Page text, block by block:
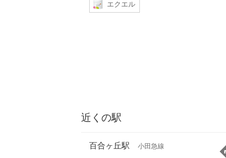
エクエル
近くの駅
百合ヶ丘駅 小田急線